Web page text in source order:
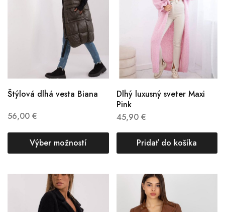
Štýlová dlhá vesta Biana
56,00 €
Výber možností
Dlhý luxusný sveter Maxi
Pink
45,90 €
Pridať do košíka